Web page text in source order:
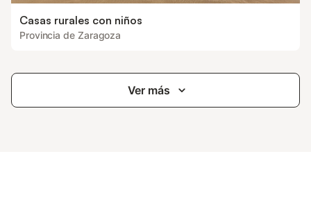
Casas rurales con niños
Provincia de Zaragoza
Ver más